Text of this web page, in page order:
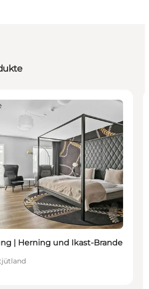
| Herning und Ikast-Brande